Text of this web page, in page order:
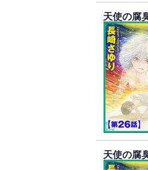
天使の腐
天使の腐